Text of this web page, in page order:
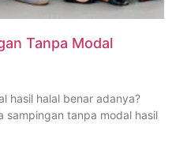
Tanpa Modal
hasil halal benar adanya?
sampingan tanpa modal hasil